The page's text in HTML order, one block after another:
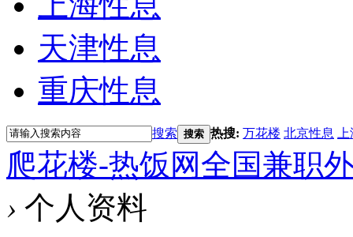
天津性息
重庆性息
搜索 搜索 热搜: 万花楼 北京性息
爬花楼-热饭网全国兼职
› 个人资料